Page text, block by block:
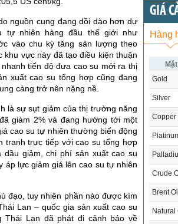
nguồn cung đang dồi dào hơn dự
tự nhiên hàng đầu thế giới như
vào chu kỳ tăng sản lượng theo
vực này đã tạo điều kiện thuận
tiến độ đưa cao su mới ra thị
xuất cao su tổng hợp cũng đang
càng trở nên nặng nề.
là sự sụt giảm của thị trường năng
giảm 2% và đang hướng tới một
cao su tự nhiên thường biến động
tranh trực tiếp với cao su tổng hợp
giảm, chi phí sản xuất cao su
áp lực giảm giá lên cao su tự nhiên
đạo, tuy nhiên phần nào được kìm
Lan – quốc gia sản xuất cao su
Lan đã phát đi cảnh báo về
GIÁ
Hàng
Gold
Silver
Copper
Crude
Brent
Natural